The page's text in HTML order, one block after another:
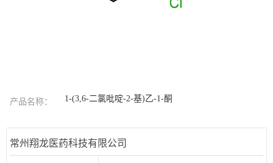
产品名称： 1-(3,6-二氯吡啶-2-基)乙-1-酮
常州翔龙医药科技有限公司